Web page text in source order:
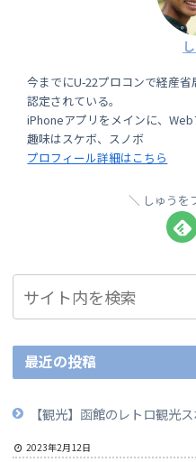
今までにU-22プロコンで経産
認定されている。
iPhoneアプリをメインに、Web
趣味はスケボ、スノボ
プロフィール詳細はこちら
しゅうを
最近の投稿
【観光】函館のレトロ観光
2023年2月12日